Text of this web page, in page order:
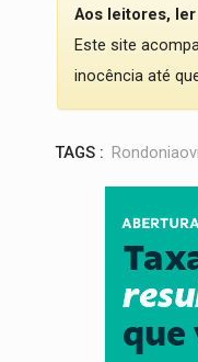
Aos leitores,
Este site
inocência até
TAGS :